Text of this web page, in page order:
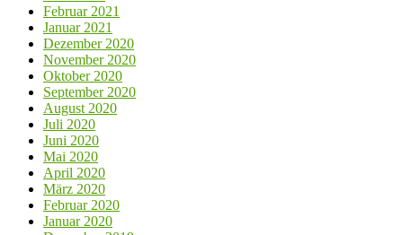
Februar 2021
Januar 2021
Dezember 2020
November 2020
Oktober 2020
September 2020
August 2020
Juli 2020
Juni 2020
Mai 2020
April 2020
März 2020
Februar 2020
Januar 2020